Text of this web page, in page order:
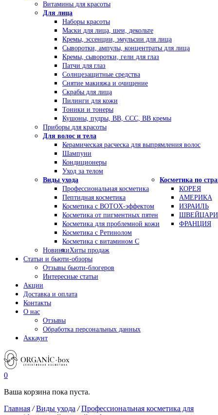
Витамины для красоты
Для лица
Наборы красоты
Маски для лица, шеи, декольте
Кремы, эссенции, эмульсии для лица
Сыворотки, ампулы, концентраты для лица
Кремы, сыворотки, гели для глаз
Патчи для глаз
Солнцезащитные средства
Снятие макияжа и очищение
Скрабы для лица
Пилинги для кожи
Тоники и тонеры
Кушоны, пудры, ВВ, ССС, ВВ кремы
Приборы для красоты
Для волос и тела
Керамическая расческа для выпрямления волос
Шампуни
Кондиционеры
Уход за телом
Виды ухода
Профессиональная косметика
Пептидная косметика
Косметика с BOTOX-эффектом
Косметика от пигментных пятен
Косметика для проблемной кожи
Косметика с Ретинолом
Косметика с витамином С
Косметика по
КОРЕЯ
АМЕРИКА
ИЗРАИЛЬ
ФРАНЦИЯ
НовинкиХиты продаж
Статьи и бьюти-обзоры
Отзывы бьюти-блогеров
Интересные статьи
Акции
Доставка и оплата
Контакты
О нас
Отзывы
Обработка персональных данных
Аккаунт
0
Ваша корзина пока пуста.
Главная /Виды ухода /Профессиональная косметика для